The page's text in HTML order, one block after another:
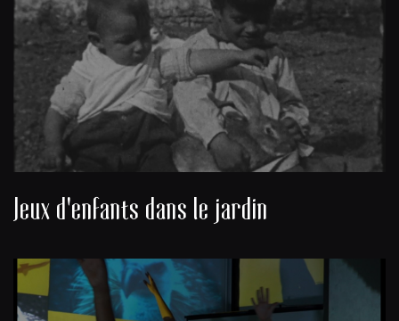
Jeux d'enfants dans le jardin